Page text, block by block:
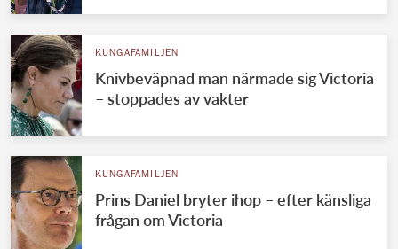
KUNGAFAMILJEN
Knivbeväpnad man närmade sig Victoria
– stoppades av vakter
KUNGAFAMILJEN
Prins Daniel bryter ihop – efter känsliga
frågan om Victoria